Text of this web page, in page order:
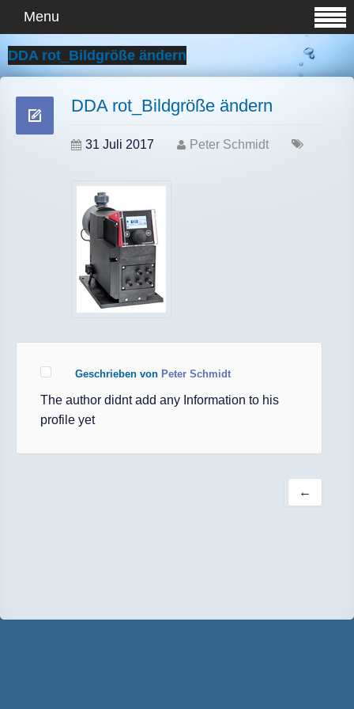
Menu
DDA rot_Bildgröße ändern
DDA rot_Bildgröße ändern
31 Juli 2017 Peter Schmidt
Geschrieben von Peter Schmidt
The author didnt add any Information to his
profile yet
←